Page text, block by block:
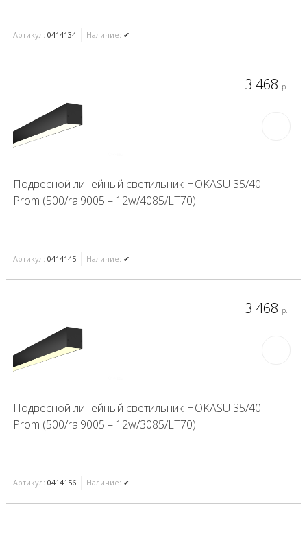
Артикул: 0414134 Наличие: ✔
Подвесной линейный светильник HOKASU 35/40
Prom (500/ral9005 – 12w/4085/LT70)
Артикул: 0414145 Наличие: ✔
3 468 р.
Подвесной линейный светильник HOKASU 35/40
Prom (500/ral9005 – 12w/3085/LT70)
Артикул: 0414156 Наличие: ✔
3 468 р.